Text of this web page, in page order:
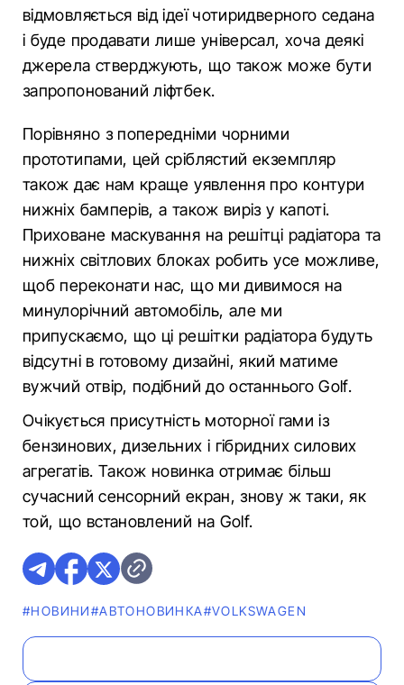
відмовляється від ідеї чотиридверного седана
і буде продавати лише універсал, хоча деякі
джерела стверджують, що також може бути
запропонований ліфтбек.
Порівняно з попередніми чорними
прототипами, цей сріблястий екземпляр
також дає нам краще уявлення про контури
нижніх бамперів, а також виріз у капоті.
Приховане маскування на решітці радіатора та
нижніх світлових блоках робить усе можливе,
щоб переконати нас, що ми дивимося на
минулорічний автомобіль, але ми
припускаємо, що ці решітки радіатора будуть
відсутні в готовому дизайні, який матиме
вужчий отвір, подібний до останнього Golf.
Очікується присутність моторної гами із
бензинових, дизельних і гібридних силових
агрегатів. Також новинка отримає більш
сучасний сенсорний екран, знову ж таки, як
той, що встановлений на Golf.
#НОВИНИ#АВТОНОВИНКА#VOLKSWAGEN